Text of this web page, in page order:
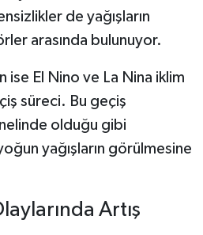
de yağışların
arasında bulunuyor.
ise El Nino ve La Nina iklim
süreci. Bu geçiş
olduğu gibi
yağışların görülmesine
Artış